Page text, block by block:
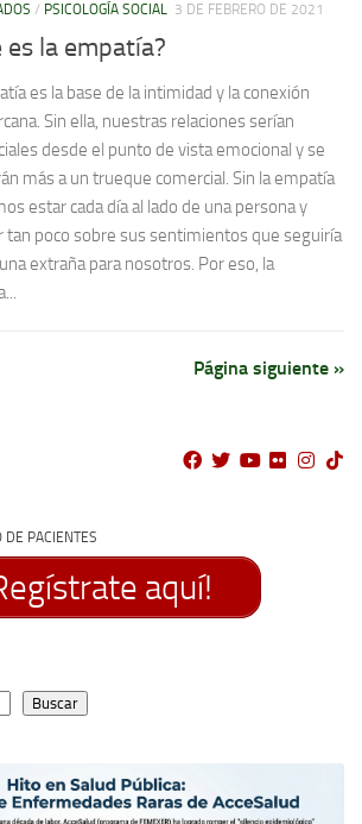
/ PSICOLOGÍA SOCIAL 3 DE FEBRERO DE 2021
es la empatía?
es la base de la intimidad y la conexión
Sin ella, nuestras relaciones serían
desde el punto de vista emocional y se
más a un trueque comercial. Sin la empatía
estar cada día al lado de una persona y
tan poco sobre sus sentimientos que seguiría
extraña para nosotros. Por eso, la
Página siguiente »
DE PACIENTES
aquí!
Buscar